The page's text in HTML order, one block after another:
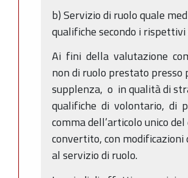
b) Servizio di ruolo quale
qualifiche secondo i
Ai fini della valutazione
non di ruolo prestato
supplenza, o in qualità di
qualifiche di volontario, di
comma dell’articolo unico
convertito, con
al servizio di ruolo.